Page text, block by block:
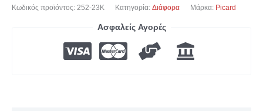
Κωδικός προϊόντος: 252-23K Κατηγορία: Διάφορα Μάρκα: Picard
Ασφαλείς Αγορές